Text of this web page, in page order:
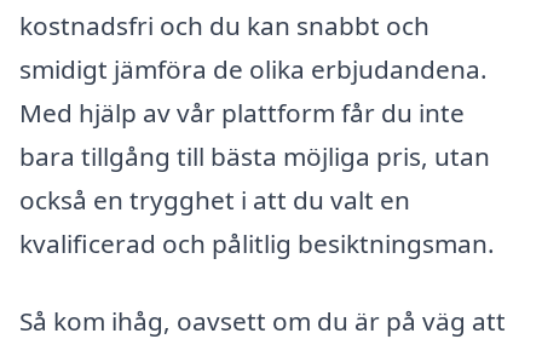
kostnadsfri och du kan snabbt och
smidigt jämföra de olika erbjudandena.
Med hjälp av vår plattform får du inte
bara tillgång till bästa möjliga pris, utan
också en trygghet i att du valt en
kvalificerad och pålitlig besiktningsman.
Så kom ihåg, oavsett om du är på väg att